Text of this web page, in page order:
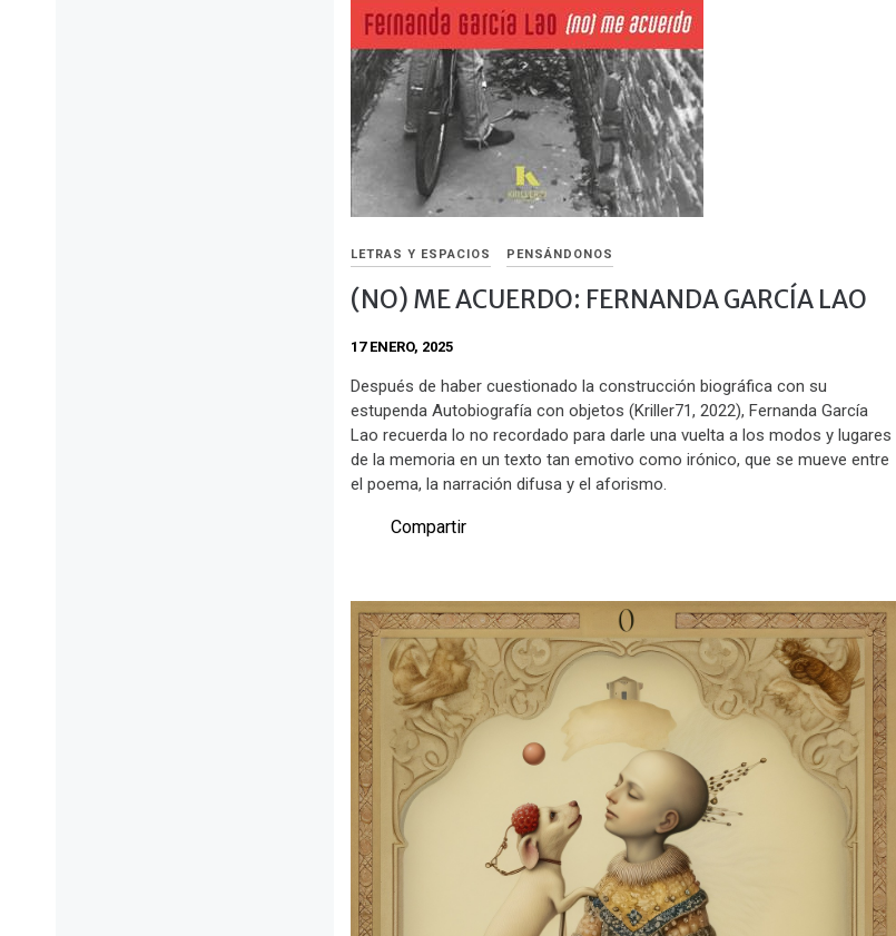
LETRAS Y ESPACIOS PENSÁNDONOS
(NO) ME ACUERDO: FERNANDA GARCÍA LAO
17 ENERO, 2025
Después de haber cuestionado la construcción biográfica con su
estupenda Autobiografía con objetos (Kriller71, 2022), Fernanda García
Lao recuerda lo no recordado para darle una vuelta a los modos y lugares
de la memoria en un texto tan emotivo como irónico, que se mueve entre
el poema, la narración difusa y el aforismo.
Compartir